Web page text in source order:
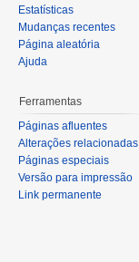
Estatísticas
Mudanças recentes
Página aleatória
Ajuda
Ferramentas
Páginas afluentes
Alterações relacionadas
Páginas especiais
Versão para impressão
Link permanente